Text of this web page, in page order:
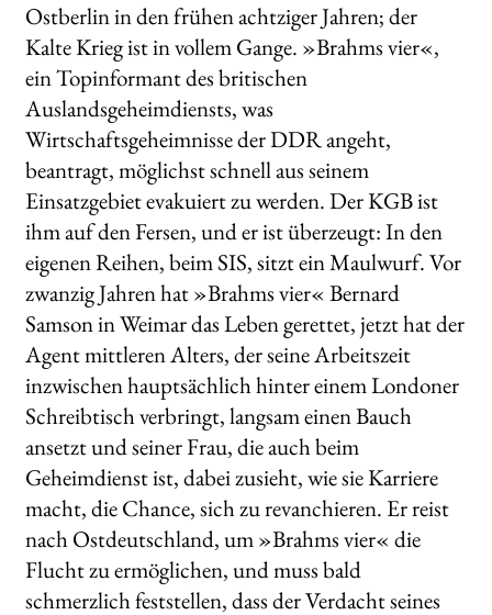
Ostberlin in den frühen achtziger Jahren; der
Kalte Krieg ist in vollem Gange. »Brahms vier«,
ein Topinformant des britischen
Auslandsgeheimdiensts, was
Wirtschaftsgeheimnisse der DDR angeht,
beantragt, möglichst schnell aus seinem
Einsatzgebiet evakuiert zu werden. Der KGB ist
ihm auf den Fersen, und er ist überzeugt: In den
eigenen Reihen, beim SIS, sitzt ein Maulwurf. Vor
zwanzig Jahren hat »Brahms vier« Bernard
Samson in Weimar das Leben gerettet, jetzt hat der
Agent mittleren Alters, der seine Arbeitszeit
inzwischen hauptsächlich hinter einem Londoner
Schreibtisch verbringt, langsam einen Bauch
ansetzt und seiner Frau, die auch beim
Geheimdienst ist, dabei zusieht, wie sie Karriere
macht, die Chance, sich zu revanchieren. Er reist
nach Ostdeutschland, um »Brahms vier« die
Flucht zu ermöglichen, und muss bald
schmerzlich feststellen, dass der Verdacht seines